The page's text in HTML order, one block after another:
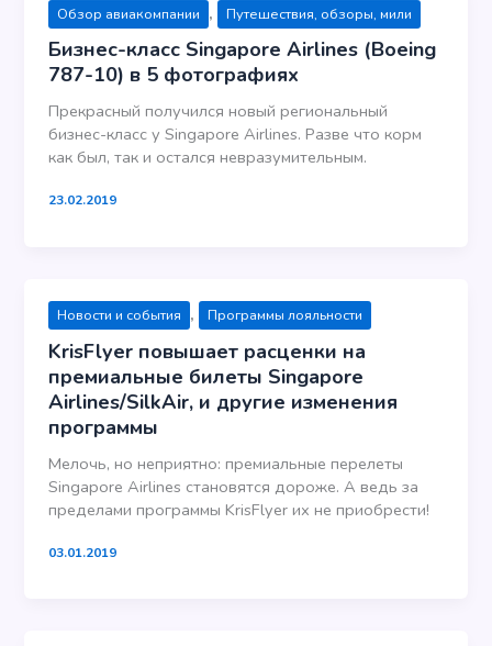
Обзор авиакомпании , Путешествия, обзоры, мили
Бизнес-класс Singapore Airlines (Boeing
787-10) в 5 фотографиях
Прекрасный получился новый региональный
бизнес-класс у Singapore Airlines. Разве что корм
как был, так и остался невразумительным.
23.02.2019
Новости и события , Программы лояльности
KrisFlyer повышает расценки на
премиальные билеты Singapore
Airlines/SilkAir, и другие изменения
программы
Мелочь, но неприятно: премиальные перелеты
Singapore Airlines становятся дороже. А ведь за
пределами программы KrisFlyer их не приобрести!
03.01.2019